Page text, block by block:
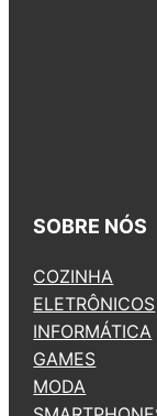
SOBRE NÓS
COZINHA
ELETRÔNICOS
INFORMÁTICA
GAMES
MODA